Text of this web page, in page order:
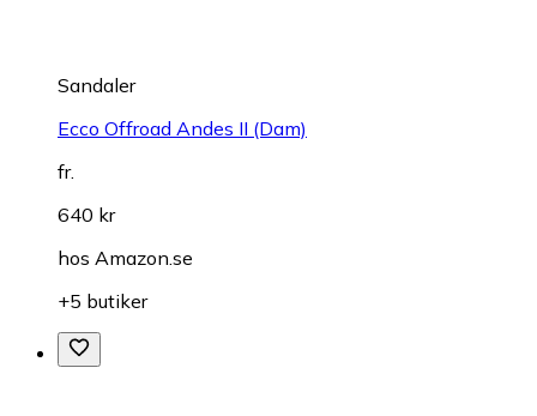
Sandaler
Ecco Offroad Andes II (Dam)
fr.
640 kr
hos Amazon.se
+5 butiker